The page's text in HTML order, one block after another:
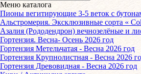
Меню каталога
Пионы вегитирующие 3-5 веток с
Альстромерия. Эксклюзивные сорта «
Азалия (Рододендрон) вечнозелёные и
Гортензия. Весна- Осень 2026 год
Гортензия Метельчатая - Весна 2026 год
Гортензия Крупнолистная - Весна 2026
Гортензия Древовидная - Весна 2026 год